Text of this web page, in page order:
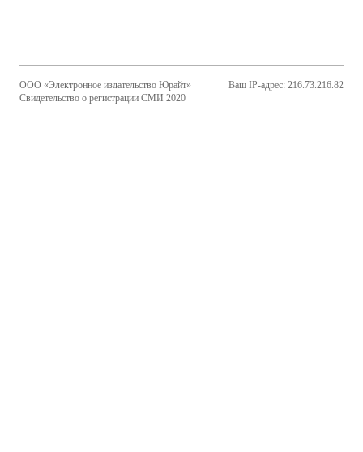
ООО «Электронное издательство Юрайт»
Свидетельство о регистрации СМИ 2020
Ваш IP-адрес: 216.73.216.82